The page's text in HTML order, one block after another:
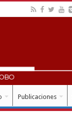
Publicaciones